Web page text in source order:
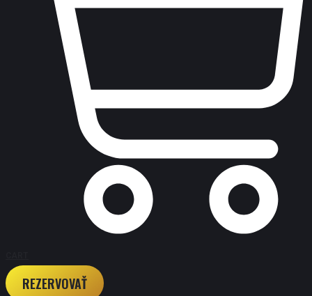
REZERVOVAŤ